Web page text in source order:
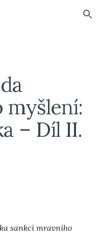
Skip to navigation
– Díl II.
sankcí mravního